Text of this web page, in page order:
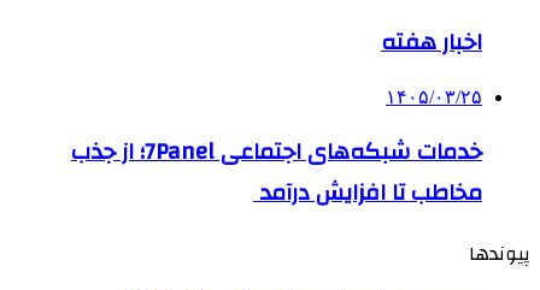
اخبار هفته
۱۴۰۵/۰۳/۲۵
خدمات شبکه‌های اجتماعی 7Panel؛ از جذب
مخاطب تا افزایش درآمد
پیوندها